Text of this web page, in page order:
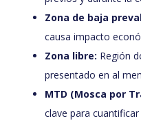
Zona de baja
causa impacto
Zona libre: Región
presentado en al
MTD (Mosca por
clave para